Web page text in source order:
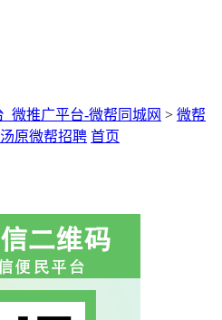
微推广平台-微帮同城网 > 微帮
汤原微帮招聘 首页